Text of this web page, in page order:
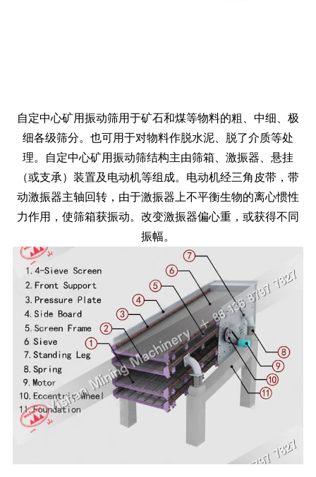
自定中心矿用振动筛用于矿石和煤等物料的粗、中细、极
细各级筛分。也可用于对物料作脱水泥、脱了介质等处
理。
自定中心矿用振动筛结构主由筛箱、激振器、悬挂
（或支承）装置及电动机等组成。电动机经三角皮带，带
动激振器主轴回转，由于激振器上不平衡生物的离心惯性
力作用，使筛箱获振动。改变激振器偏心重，或获得不同
振幅。